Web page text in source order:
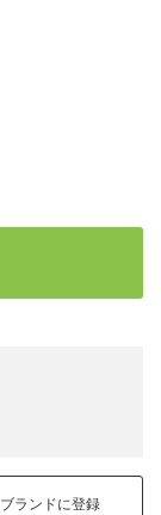
ランドに登録